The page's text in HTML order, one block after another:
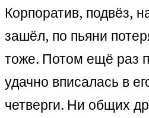
Корпоратив, подвёз,
зашёл, по пьяни
тоже. Потом ещё раз
удачно вписалась в
четверги. Ни общих